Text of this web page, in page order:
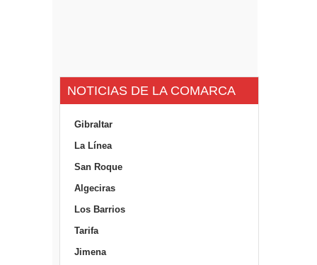
NOTICIAS DE LA COMARCA
Gibraltar
La Línea
San Roque
Algeciras
Los Barrios
Tarifa
Jimena